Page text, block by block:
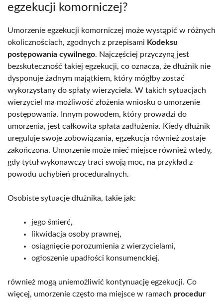
egzekucji komorniczej?
Umorzenie egzekucji komorniczej może wystąpić w różnych
okolicznościach, zgodnych z przepisami Kodeksu
postępowania cywilnego. Najczęściej przyczyną jest
bezskuteczność takiej egzekucji, co oznacza, że dłużnik nie
dysponuje żadnym majątkiem, który mógłby zostać
wykorzystany do spłaty wierzyciela. W takich sytuacjach
wierzyciel ma możliwość złożenia wniosku o umorzenie
postępowania. Innym powodem, który prowadzi do
umorzenia, jest całkowita spłata zadłużenia. Kiedy dłużnik
ureguluje swoje zobowiązania, egzekucja również zostaje
zakończona. Umorzenie może mieć miejsce również wtedy,
gdy tytuł wykonawczy traci swoją moc, na przykład z
powodu uchybień proceduralnych.
Osobiste sytuacje dłużnika, takie jak:
jego śmierć,
likwidacja osoby prawnej,
osiągnięcie porozumienia z wierzycielami,
ogłoszenie upadłości konsumenckiej.
również mogą uniemożliwić kontynuację egzekucji. Co
więcej, umorzenie często ma miejsce w ramach procedur